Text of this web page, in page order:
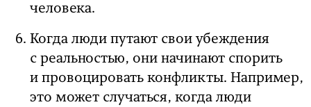
человека.
Когда люди путают свои убеждения
с реальностью, они начинают спорить
и провоцировать конфликты. Например,
это может случаться, когда люди